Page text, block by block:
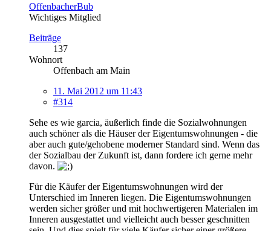
OffenbacherBub
Wichtiges Mitglied
Beiträge
137
Wohnort
Offenbach am Main
11. Mai 2012 um 11:43
#314
Sehe es wie garcia, äußerlich finde die Sozialwohnungen
auch schöner als die Häuser der Eigentumswohnungen - die
aber auch gute/gehobene moderner Standard sind. Wenn das
der Sozialbau der Zukunft ist, dann fordere ich gerne mehr
davon.
Für die Käufer der Eigentumswohnungen wird der
Unterschied im Inneren liegen. Die Eigentumswohnungen
werden sicher größer und mit hochwertigeren Materialen im
Inneren ausgestattet und vielleicht auch besser geschnitten